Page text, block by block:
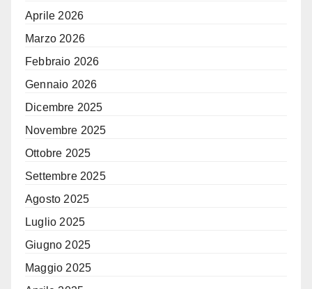
Aprile 2026
Marzo 2026
Febbraio 2026
Gennaio 2026
Dicembre 2025
Novembre 2025
Ottobre 2025
Settembre 2025
Agosto 2025
Luglio 2025
Giugno 2025
Maggio 2025